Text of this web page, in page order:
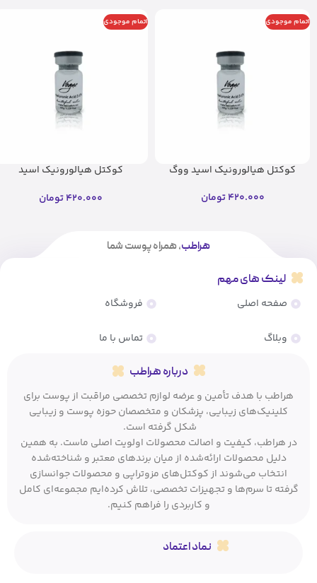
اتمام موجودی
کوکتل هیالورونیک اسید ووگ
420.000 تومان
اتمام موجودی
کوکتل هیالورونیک اسید
420.000 تومان
هراطب، همراه پوست شما
لینک های مهم
صفحه اصلی
وبلاگ
فروشگاه
تماس با ما
درباره هراطب
هراطب با هدف تأمین و عرضه لوازم تخصصی مراقبت از پوست برای
کلینیک‌های زیبایی، پزشکان و متخصصان حوزه پوست و زیبایی
شکل گرفته است.
در هراطب، کیفیت و اصالت محصولات اولویت اصلی ماست. به همین
دلیل محصولات ارائه‌شده از میان برندهای معتبر و شناخته‌شده
انتخاب می‌شوند از کوکتل‌های مزوتراپی و محصولات جوانسازی
گرفته تا سرم‌ها و تجهیزات تخصصی، تلاش کرده‌ایم مجموعه‌ای کامل
و کاربردی را فراهم کنیم.
نماد اعتماد